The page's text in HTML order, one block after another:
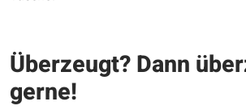
Überzeugt? Dann
gerne!